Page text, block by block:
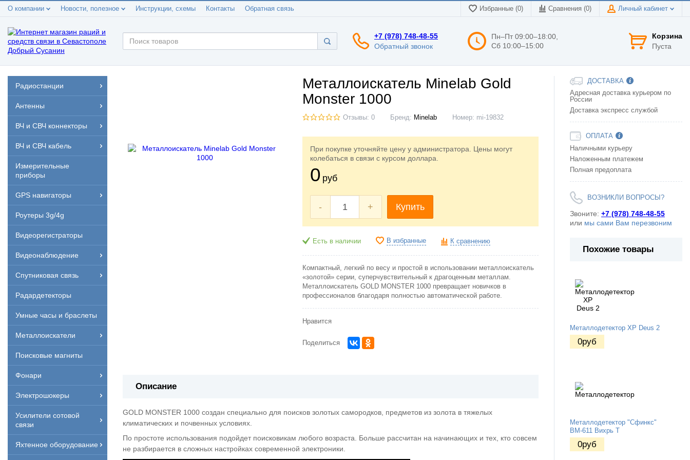
О компании Новости, полезное Инструкции, схемы Контакты Обратная связь Избранные (0) Сравнения (0) Личный кабинет
+7 (978) 748-48-55
Обратный звонок
Пн–Пт 09:00–18:00,
Сб 10:00–15:00
Корзина
Пуста
Радиостанции
Антенны
ВЧ и СВЧ коннекторы
ВЧ и СВЧ кабель
Измерительные
приборы
GPS навигаторы
Роутеры 3g/4g
Видеорегистраторы
Видеонаблюдение
Спутниковая связь
Радардетекторы
Умные часы и браслеты
Металлоискатели
Поисковые магниты
Фонари
Электрошокеры
Усилители сотовой
связи
Яхтенное оборудование
Металлоискатель Minelab Gold
Monster 1000
Отзывы: 0 Бренд: Minelab Номер: mi-19832
При покупке уточняйте цену у администратора. Цены могут
колебаться в связи с курсом доллара.
0 руб
- + Купить
Есть в наличии В избранные К сравнению
Компактный, легкий по весу и простой в использовании металлоискатель
«золотой» серии, суперчувствительный к драгоценным металлам.
Металлоискатель GOLD MONSTER 1000 превращает новичков в
профессионалов благодаря полностью автоматической работе.
Нравится
Поделиться
Описание
GOLD MONSTER 1000 создан специально для поисков золотых самородков, предметов из золота в тяжелых
климатических и почвенных условиях.
По простоте использования подойдет поисковикам любого возраста. Больше рассчитан на начинающих и тех, кто совсем
не разбирается в сложных настройках современной электроники.
ДОСТАВКА
Адресная доставка курьером по
России
Доставка экспресс службой
ОПЛАТА
Наличными курьеру
Наложенным платежем
Полная предоплата
ВОЗНИКЛИ ВОПРОСЫ?
Звоните: +7 (978) 748-48-55
или мы сами Вам перезвоним
Похожие товары
Металлодетектор XP Deus 2
0руб
Металлодетектор "Сфинкс"
ВМ-611 Вихрь Т
0руб